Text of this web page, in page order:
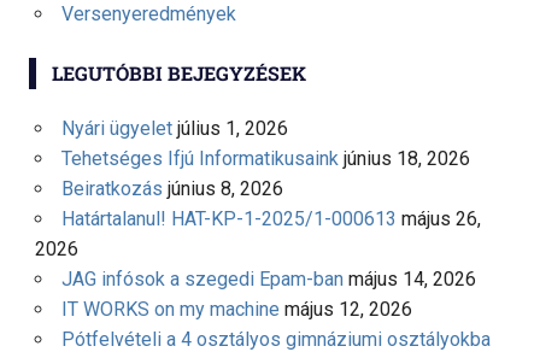
Versenyeredmények
LEGUTÓBBI BEJEGYZÉSEK
Nyári ügyelet július 1, 2026
Tehetséges Ifjú Informatikusaink június 18, 2026
Beiratkozás június 8, 2026
Határtalanul! HAT-KP-1-2025/1-000613 május 26,
2026
JAG infósok a szegedi Epam-ban május 14, 2026
IT WORKS on my machine május 12, 2026
Pótfelvételi a 4 osztályos gimnáziumi osztályokba